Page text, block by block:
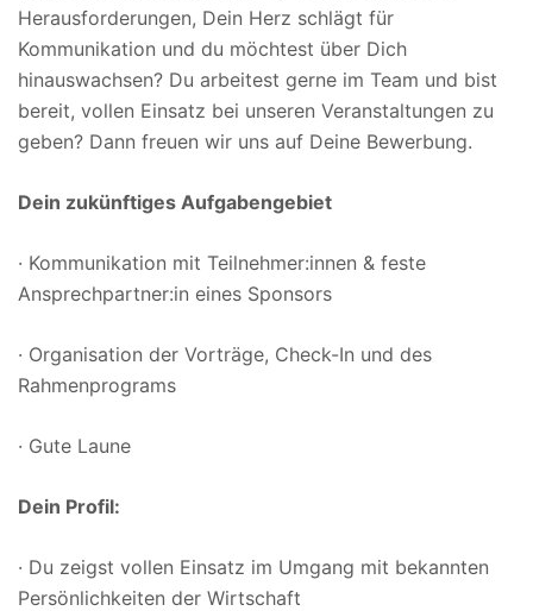
Herausforderungen, Dein Herz schlägt für
Kommunikation und du möchtest über Dich
hinauswachsen? Du arbeitest gerne im Team und bist
bereit, vollen Einsatz bei unseren Veranstaltungen zu
geben? Dann freuen wir uns auf Deine Bewerbung.
Dein zukünftiges Aufgabengebiet
· Kommunikation mit Teilnehmer:innen & feste
Ansprechpartner:in eines Sponsors
· Organisation der Vorträge, Check-In und des
Rahmenprograms
· Gute Laune
Dein Profil:
· Du zeigst vollen Einsatz im Umgang mit bekannten
Persönlichkeiten der Wirtschaft